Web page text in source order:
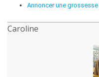
Annoncer une grossesse
Caroline